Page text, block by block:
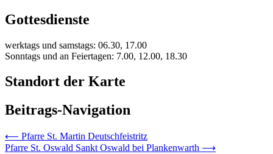
Gottesdienste
werktags und samstags: 06.30, 17.00
Sonntags und an Feiertagen: 7.00, 12.00, 18.30
Standort der Karte
Beitrags-Navigation
⟵ Pfarre St. Martin Deutschfeistritz
Pfarre St. Oswald Sankt Oswald bei Plankenwarth ⟶